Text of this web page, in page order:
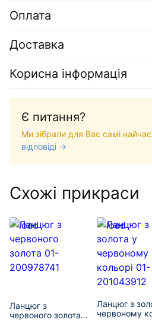
Оплата
Доставка
Корисна інформація
Є питання?
Ми зібрали для Вас самі
відповіді →
Схожі прикраси
Ланцюг з
червоного золота
Ланцюг з
червоному